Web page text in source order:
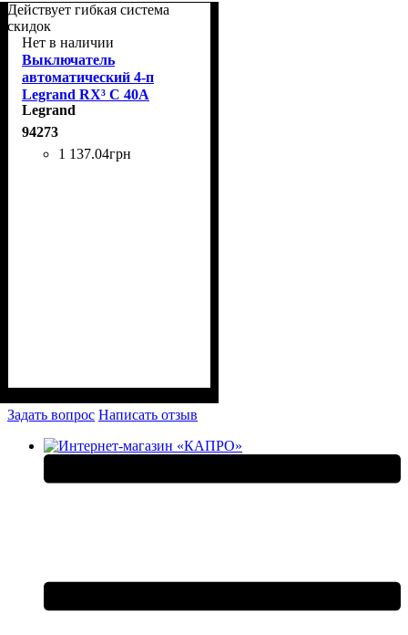
Действует гибкая система
скидок
Нет в наличии
Выключатель
автоматический 4-п
Legrand RX³ C 40A
(419745)
Legrand
94273
1 137.04грн
Задать вопрос Написать отзыв